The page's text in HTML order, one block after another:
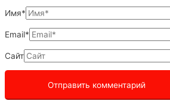
Имя*
Email*
Сайт